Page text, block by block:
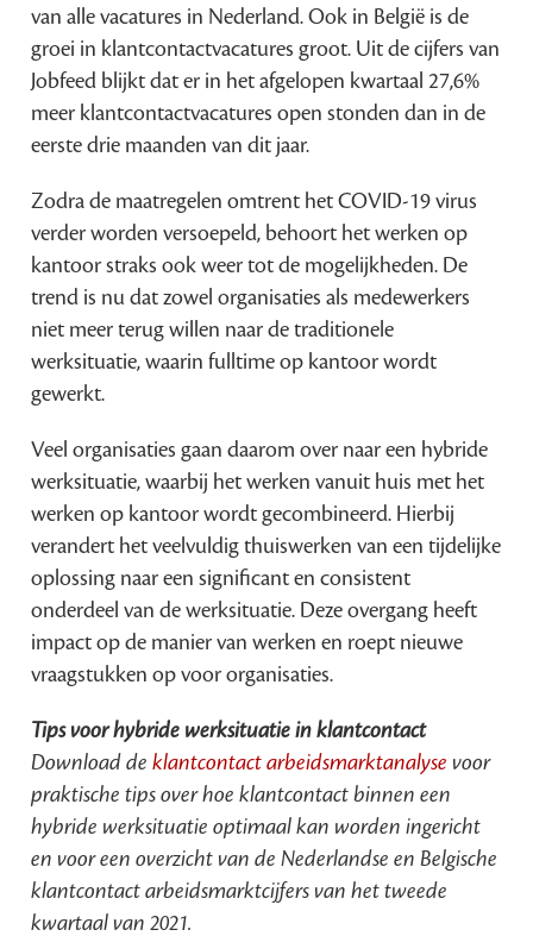
van alle vacatures in Nederland. Ook in België is de
groei in klantcontactvacatures groot. Uit de cijfers van
Jobfeed blijkt dat er in het afgelopen kwartaal 27,6%
meer klantcontactvacatures open stonden dan in de
eerste drie maanden van dit jaar.
Zodra de maatregelen omtrent het COVID-19 virus
verder worden versoepeld, behoort het werken op
kantoor straks ook weer tot de mogelijkheden. De
trend is nu dat zowel organisaties als medewerkers
niet meer terug willen naar de traditionele
werksituatie, waarin fulltime op kantoor wordt
gewerkt.
Veel organisaties gaan daarom over naar een hybride
werksituatie, waarbij het werken vanuit huis met het
werken op kantoor wordt gecombineerd. Hierbij
verandert het veelvuldig thuiswerken van een tijdelijke
oplossing naar een significant en consistent
onderdeel van de werksituatie. Deze overgang heeft
impact op de manier van werken en roept nieuwe
vraagstukken op voor organisaties.
Tips voor hybride werksituatie in klantcontact
Download deklantcontact arbeidsmarktanalyse voor
praktische tips over hoe klantcontact binnen een
hybride werksituatie optimaal kan worden ingericht
en voor een overzicht van de Nederlandse en Belgische
klantcontact arbeidsmarktcijfers van het tweede
kwartaal van 2021.